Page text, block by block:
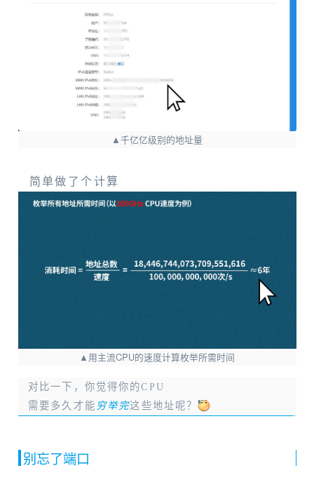
▲千亿亿级别的地址量
简单做了个计算
▲用主流CPU的速度计算枚举所需时间
对比一下，你觉得你的CPU
需要多久才能 穷举完这些地址呢？
别忘了端口